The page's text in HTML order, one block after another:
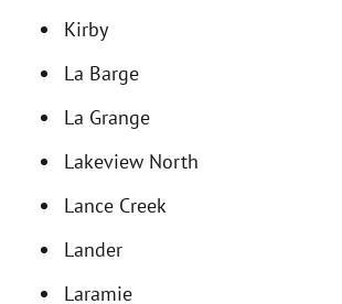
Kirby
La Barge
La Grange
Lakeview North
Lance Creek
Lander
Laramie